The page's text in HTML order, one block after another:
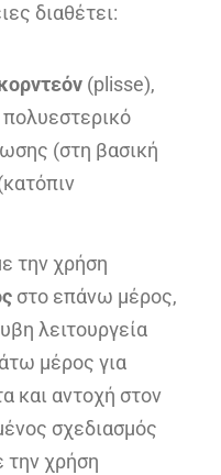
διαθέτει:
(plisse),
(στη βασική
την χρήση
στο επάνω μέρος,
λειτουργεία
μέρος για
και αντοχή στον
σχεδιασμός
την χρήση